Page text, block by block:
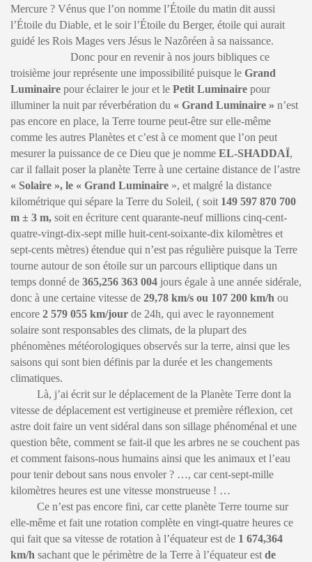
Mercure ? Vénus que l’on nomme l’Étoile du matin dit aussi
l’Étoile du Diable, et le soir l’Étoile du Berger, étoile qui aurait
guidé les Rois Mages vers Jésus le Nazôréen à sa naissance.
Donc pour en revenir à nos jours bibliques ce
troisième jour représente une impossibilité puisque le Grand
Luminairepour éclairer le jour et le Petit Luminairepour
illuminer la nuit par réverbération du « Grand Luminaire » n’est
pas encore en place, la Terre tourne peut-être sur elle-même
comme les autres Planètes et c’est à ce moment que l’on peut
mesurer la puissance de ce Dieu que je nomme EL-SHADDAÏ,
car il fallait poser la planète Terre à une certaine distance de l’astre
« Solaire », le « Grand Luminaire», et malgré la distance
kilométrique qui sépare la Terre du Soleil, ( soit 149 597 870 700
m ± 3 m,soit en écriture cent quarante-neuf millions cinq-cent-
quatre-vingt-dix-sept mille huit-cent-soixante-dix kilomètres et
sept-cents mètres) étendue qui n’est pas régulière puisque la Terre
tourne autour de son étoile sur un parcours elliptique dans un
temps donné de 365,256 363 004jours égale à une année sidérale,
donc à une certaine vitesse de 29,78 km/s ou 107 200 km/h ou
encore 2 579 055 km/jourde 24h, qui avec le rayonnement
solaire sont responsables des climats, de la plupart des
phénomènes météorologiques observés sur la terre, ainsi que les
saisons qui sont bien définis par la durée et les changements
climatiques.
Là, j’ai écrit sur le déplacement de la Planète Terre dont la
vitesse de déplacement est vertigineuse et première réflexion, cet
astre doit faire un vent sidéral dans son sillage phénoménal et une
question bête, comment se fait-il que les arbres ne se couchent pas
et comment faisons-nous humains ainsi que les animaux et l’eau
pour tenir debout sans nous envoler ? …, car cent-sept-mille
kilomètres heures est une vitesse monstrueuse ! …
Ce n’est pas encore fini, car cette planète Terre tourne sur
elle-même et fait une rotation complète en vingt-quatre heures ce
qui fait que sa vitesse de rotation à l’équateur est de 1 674,364
km/h sachant que le périmètre de la Terre à l’équateur est de